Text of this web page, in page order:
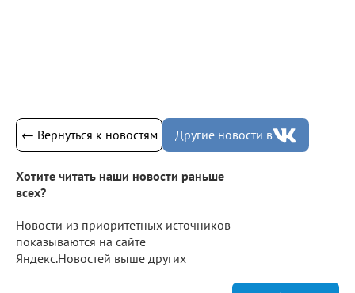
← Вернуться к новостям Другие новости в
Хотите читать наши новости раньше
всех?
Новости из приоритетных источников
показываются на сайте
Яндекс.Новостей выше других